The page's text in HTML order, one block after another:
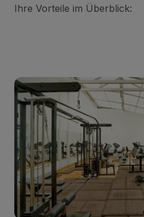
Ihre Vorteile im Überblick: